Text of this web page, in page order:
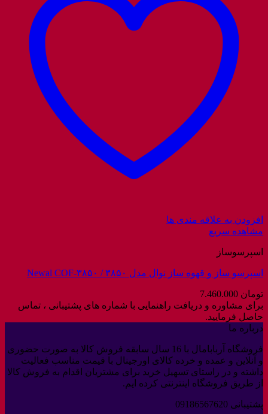
افزودن به علاقه مندی ها
مشاهده سریع
اسپرسوساز
اسپرسو ساز و قهوه ساز نوال مدل ۳۸۵۰ / Newal COF-۳۸۵۰
تومان
برای مشاوره و دریافت راهنمایی با شماره های پشتیبانی ، تماس
حاصل فرمایید.
درباره ما
فروشگاه آربابامال با 16 سال سابقه فروش کالا به صورت حضوری
و آنلاین و عمده و خرده کالای اورجینال با قیمت مناسب فعالیت
داشته و در راستای تسهیل خرید برای مشتریان اقدام به فروش کالا
از طریق فروشگاه اینترنتی کرده ایم.
پشتیبانی 09186567620